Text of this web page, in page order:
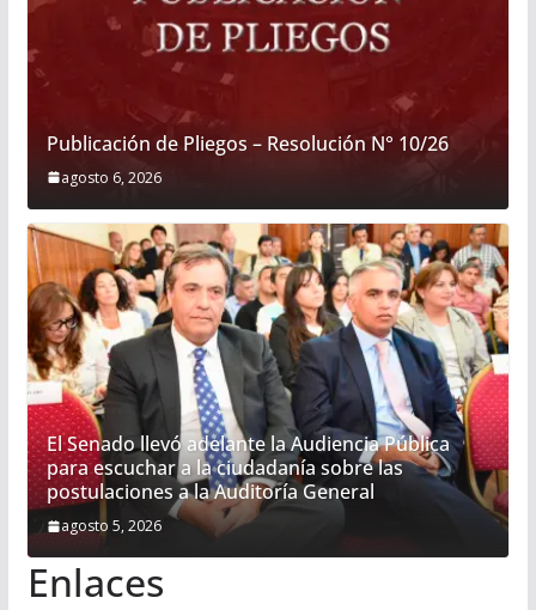
Publicación de Pliegos – Resolución N° 10/26
agosto 6, 2026
El Senado llevó adelante la Audiencia Pública
para escuchar a la ciudadanía sobre las
postulaciones a la Auditoría General
agosto 5, 2026
Enlaces